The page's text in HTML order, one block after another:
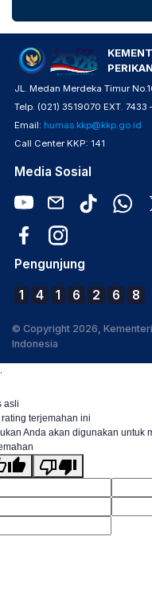
JL. Medan Merdeka Timur
Telp. (021) 3519070 EXT.
Email: humas.kkp@kkp.go.id
Call Center KKP: 141
Media Sosial
Pengunjung
1 4 1 6 2 6 8
© Copyright 2026,
Indonesia
.
asli
terjemahan ini
Anda akan digunakan untuk